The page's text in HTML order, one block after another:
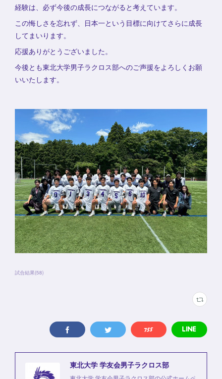
経験は、必ず今後の成長につながると考えています。
この悔しさを忘れず、日本一という目標に向けてさらに成長
してまいります。
応援ありがとうございました。
今後とも東北大学男子ラクロス部へのご声援をよろしくお願
いいたします。
試合結果(58)
東北大学 学友会男子ラクロス部